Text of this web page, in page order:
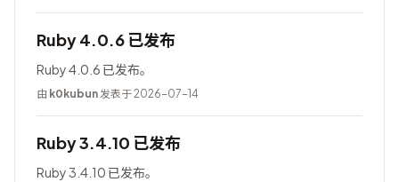
Ruby 4.0.6 已发布
Ruby 4.0.6 已发布。
由 k0kubun发表于 2026-07-14
Ruby 3.4.10 已发布
Ruby 3.4.10 已发布。